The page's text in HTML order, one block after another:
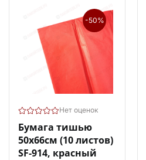
-50%
Нет оценок
Бумага тишью
50х66см (10 листов)
SF-914, красный